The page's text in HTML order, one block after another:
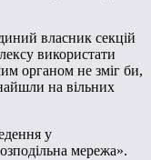
власник секцій
використати
органом не зміг би,
на вільних
у
мережа».